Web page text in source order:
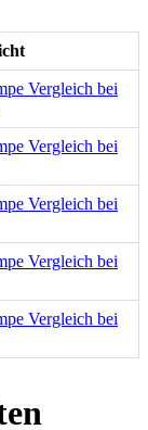
Vergleich bei
Vergleich bei
Vergleich bei
Vergleich bei
Vergleich bei